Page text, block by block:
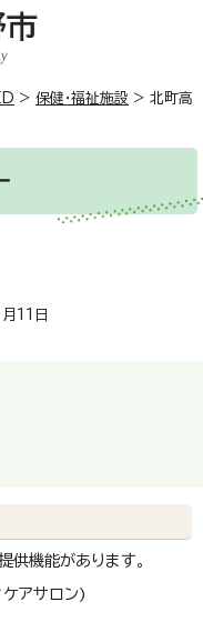
> 保健・福祉施設 > 北町高
11日
供機能があります。
ケアサロン)